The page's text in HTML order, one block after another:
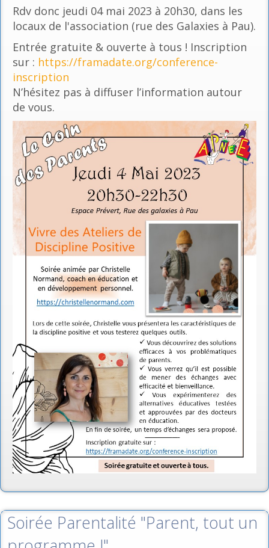
Rdv donc jeudi 04 mai 2023 à 20h30, dans les
locaux de l'association (rue des Galaxies à Pau).
Entrée gratuite & ouverte à tous ! Inscription
sur : https://framadate.org/conference-
inscription
N’hésitez pas à diffuser l’information autour
de vous.
Soirée Parentalité "Parent, tout un